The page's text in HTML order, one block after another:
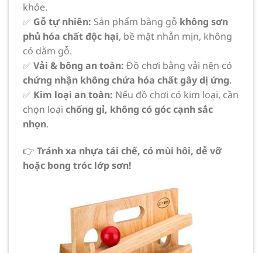
khỏe.
✅ Gỗ tự nhiên: Sản phẩm bằng gỗ không sơn
phủ hóa chất độc hại, bề mặt nhẵn mịn, không
có dằm gỗ.
✅ Vải & bông an toàn: Đồ chơi bằng vải nên có
chứng nhận không chứa hóa chất gây dị ứng.
✅ Kim loại an toàn: Nếu đồ chơi có kim loại, cần
chọn loại chống gỉ, không có góc cạnh sắc
nhọn.
👉 Tránh xa nhựa tái chế, có mùi hôi, dễ vỡ
hoặc bong tróc lớp sơn!